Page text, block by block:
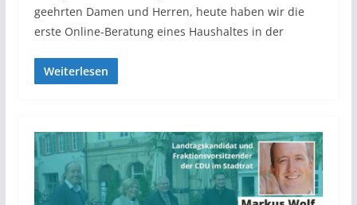
geehrten Damen und Herren, heute haben wir die
erste Online-Beratung eines Haushaltes in der
Weiterlesen